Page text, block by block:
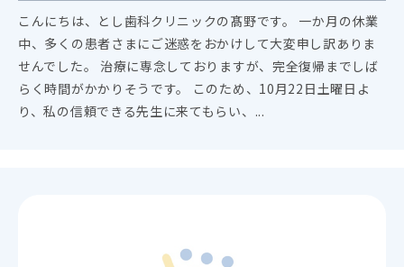
こんにちは、とし歯科クリニックの髙野です。 一か月の休業
中、多くの患者さまにご迷惑をおかけして大変申し訳ありま
せんでした。 治療に専念しておりますが、完全復帰までしば
らく時間がかかりそうです。 このため、10月22日土曜日よ
り、私の信頼できる先生に来てもらい、...